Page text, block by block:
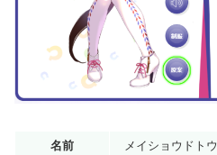
名前 メイショウドトウ